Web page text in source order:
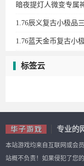
标签云
专业的
本站游戏均来自互联网或会
站概不负责！如果侵犯了您